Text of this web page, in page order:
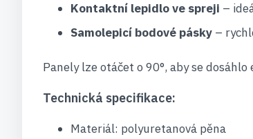
Kontaktní lepidlo ve spreji –
Samolepicí bodové pásky –
Panely lze otáčet o 90°, aby se
Technická specifikace:
Materiál: polyuretanová pěna